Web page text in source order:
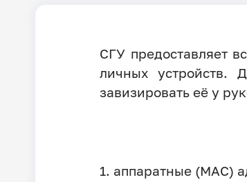
СГУ предоставляет
личных устройств.
завизировать её у
1. аппаратные (MAC)